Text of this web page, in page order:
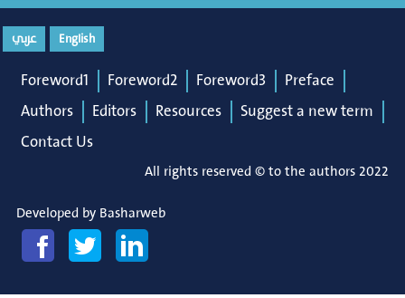
English عربي
Foreword1 Foreword2 Foreword3
Preface
Authors
Editors Resources
Suggest a new term
Contact Us
All rights reserved © to the authors 2022
Developed by Basharweb